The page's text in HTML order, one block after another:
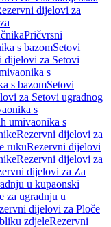
dijelovi za
Pričvrsni
s bazomSetovi
dijelovi za Setovi
s
s bazomSetovi
za Setovi ugradnog
s
umivaonika s
Rezervni dijelovi za
rukuRezervni dijelovi
Rezervni dijelovi za
dijelovi za Za
u kupaonski
za ugradnju u
dijelovi za Ploče
zdjeleRezervni